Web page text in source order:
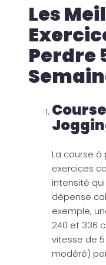
Les
Perdre
La course
exercices
intensité
dépense
exemple,
240 et 336
vitesse de
modéré)